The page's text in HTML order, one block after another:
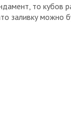
то кубов
заливку можно